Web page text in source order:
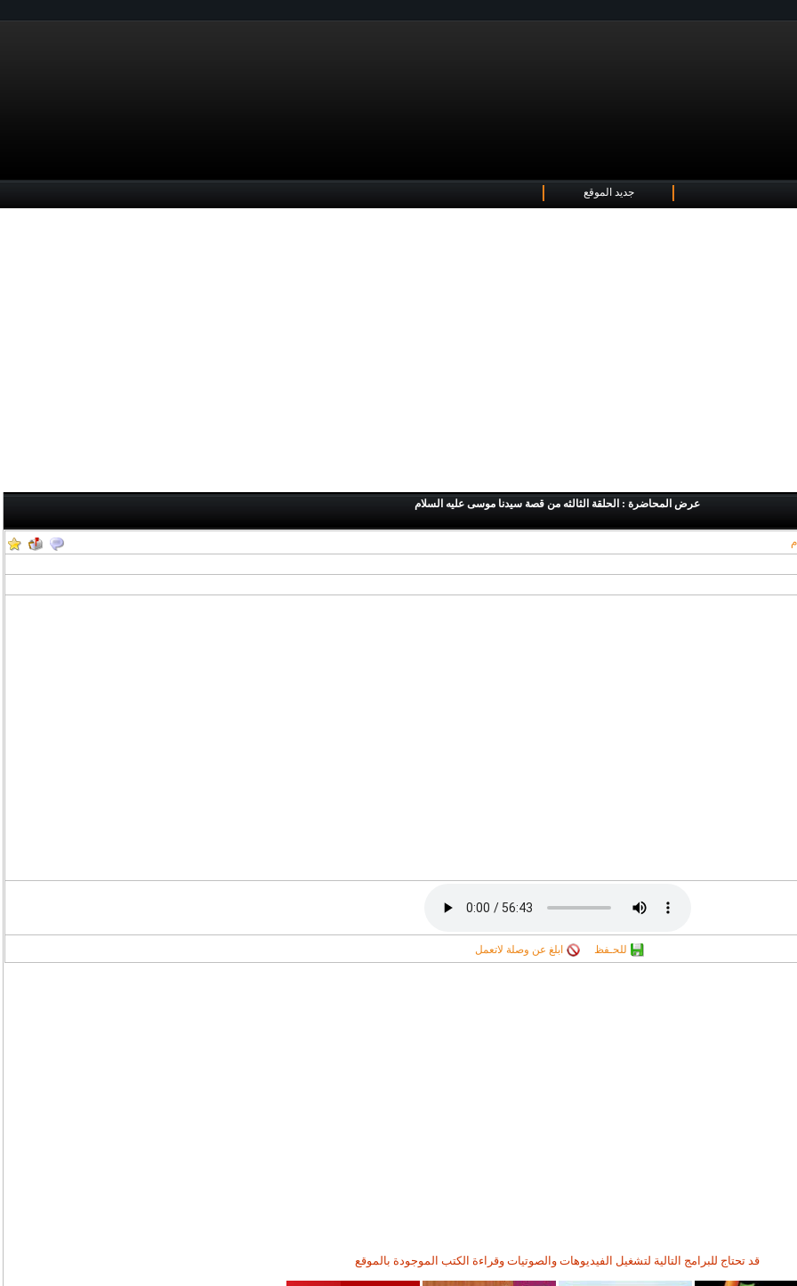
جديد الموقع
عرض المحاضرة : الحلقة الثالثه من قصة سيدنا موسى عليه السلام
للحـفظ ابلغ عن وصلة لاتعمل
قد تحتاج للبرامج التالية لتشغيل الفيديوهات والصوتيات وقراءة الكتب الموجودة بالموقع